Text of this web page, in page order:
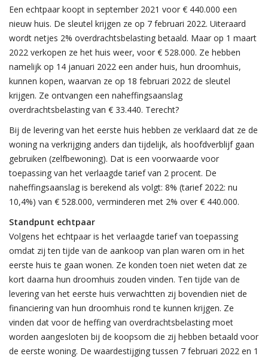
Een echtpaar koopt in september 2021 voor € 440.000 een
nieuw huis. De sleutel krijgen ze op 7 februari 2022. Uiteraard
wordt netjes 2% overdrachtsbelasting betaald. Maar op 1 maart
2022 verkopen ze het huis weer, voor € 528.000. Ze hebben
namelijk op 14 januari 2022 een ander huis, hun droomhuis,
kunnen kopen, waarvan ze op 18 februari 2022 de sleutel
krijgen. Ze ontvangen een naheffingsaanslag
overdrachtsbelasting van € 33.440. Terecht?
Bij de levering van het eerste huis hebben ze verklaard dat ze de
woning na verkrijging anders dan tijdelijk, als hoofdverblijf gaan
gebruiken (zelfbewoning). Dat is een voorwaarde voor
toepassing van het verlaagde tarief van 2 procent. De
naheffingsaanslag is berekend als volgt: 8% (tarief 2022: nu
10,4%) van € 528.000, verminderen met 2% over € 440.000.
Standpunt echtpaar
Volgens het echtpaar is het verlaagde tarief van toepassing
omdat zij ten tijde van de aankoop van plan waren om in het
eerste huis te gaan wonen. Ze konden toen niet weten dat ze
kort daarna hun droomhuis zouden vinden. Ten tijde van de
levering van het eerste huis verwachtten zij bovendien niet de
financiering van hun droomhuis rond te kunnen krijgen. Ze
vinden dat voor de heffing van overdrachtsbelasting moet
worden aangesloten bij de koopsom die zij hebben betaald voor
de eerste woning. De waardestijging tussen 7 februari 2022 en 1